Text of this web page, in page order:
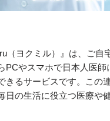
（ヨクミル）』は、ご自
PCやスマホで日本人医師
きるサービスです。この
日の生活に役立つ医療や